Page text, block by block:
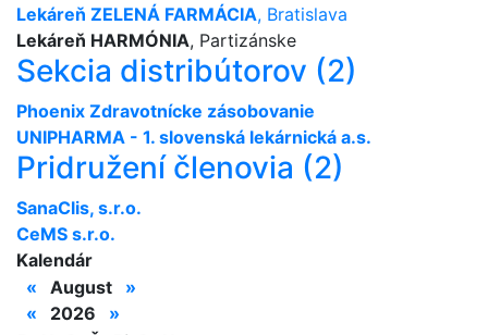
Kalendár
«
August
»
«
2026
»
Lekáreň ZELENÁ FARMÁCIA, Bratislava
Lekáreň HARMÓNIA, Partizánske
Sekcia distribútorov (2)
Phoenix Zdravotnícke zásobovanie
UNIPHARMA - 1. slovenská lekárnická a.s.
Pridružení členovia (2)
SanaClis, s.r.o.
CeMS s.r.o.